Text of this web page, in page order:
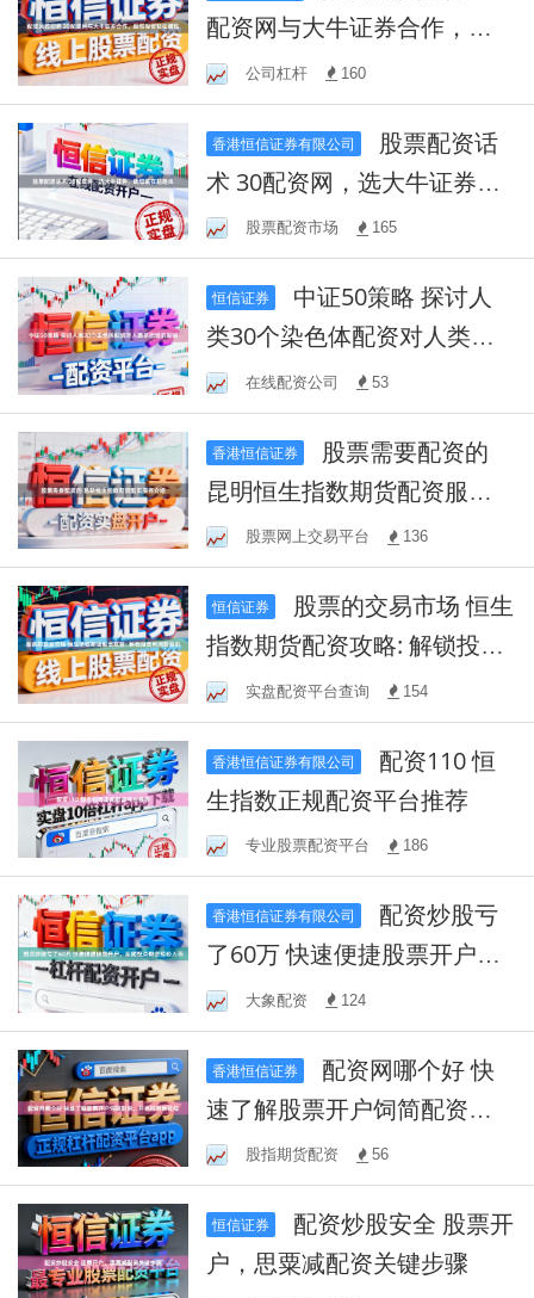
配资网与大牛证券合作，助
您投资轻松赚钱
公司杠杆 160
香港恒信证券有限公司
术 30配资网，选大牛证券，
助您赢在起跑线
股票配资市场 165
恒信证券
类30个染色体配资对人类基
因组的影响
在线配资公司 53
香港恒信证券
昆明恒生指数期货配资服务
介绍股票网上交易平台 136
恒信证券
指数期货配资攻略: 解锁投资
利润新契机
实盘配资平台查询 154
香港恒信证券有限公司
生指数正规配资平台推荐
专业股票配资平台 186
香港恒信证券有限公司
了60万 快速便捷股票开户，
炭简配资帮您轻松入市
大象配资 124
香港恒信证券
速了解股票开户饲简配资，
开启投资新征程
股指期货配资 56
恒信证券
户，思粟减配资关键步骤